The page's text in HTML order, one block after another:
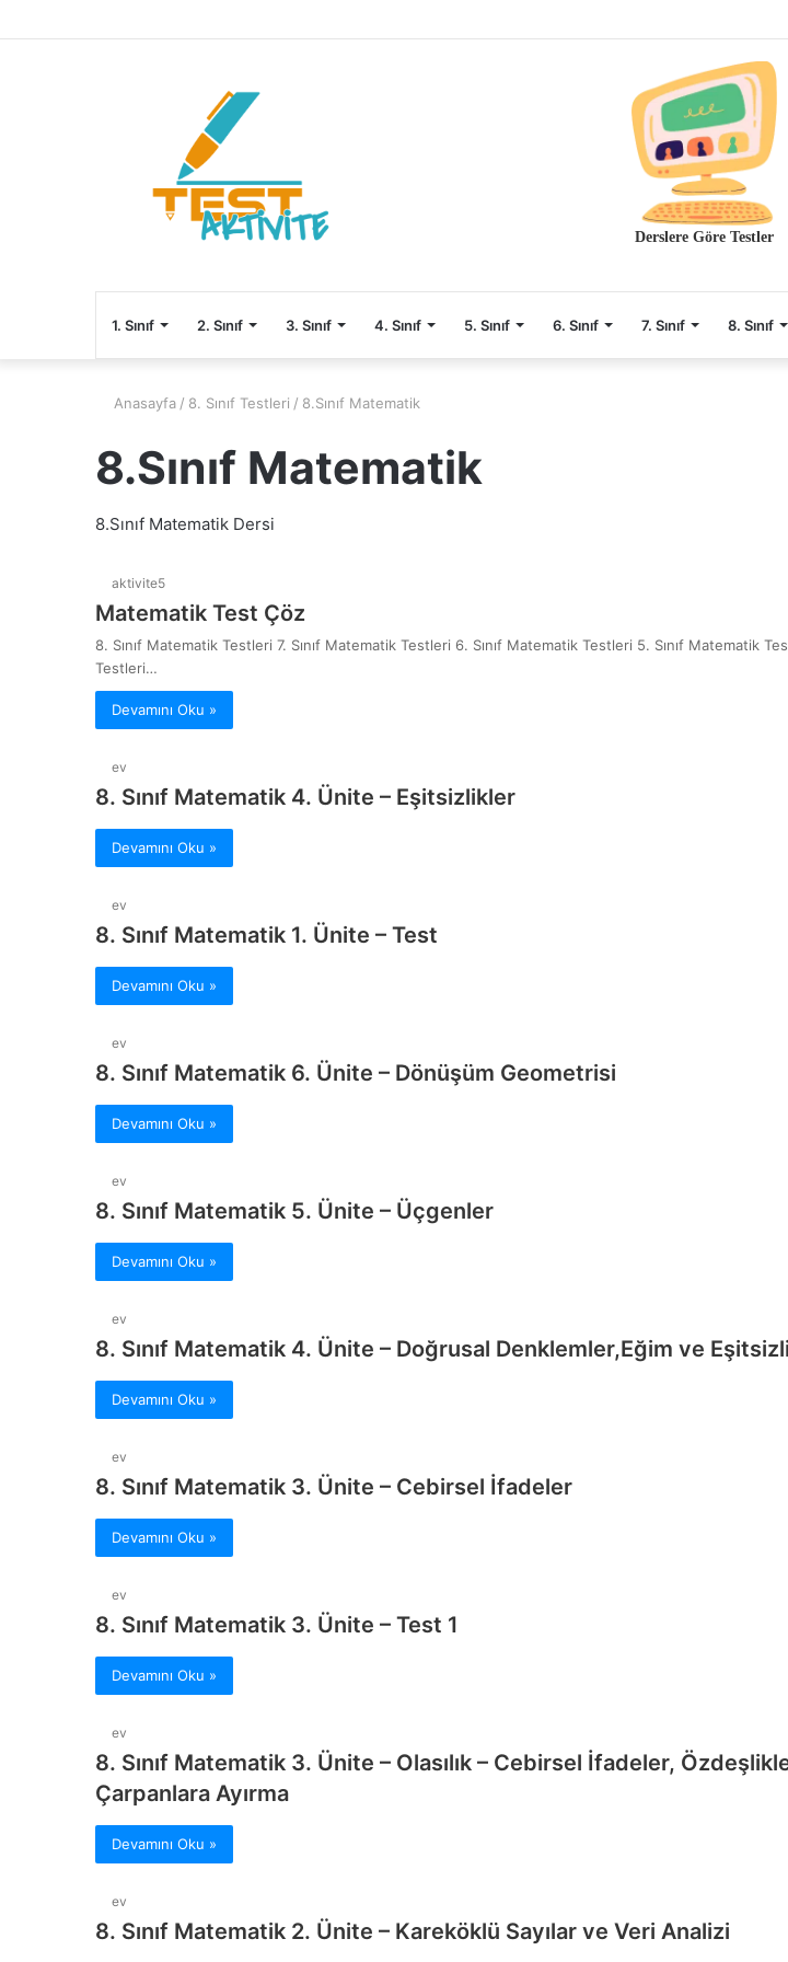
Derslere Göre Testler
1. Sınıf 2. Sınıf 3. Sınıf 4. Sınıf 5. Sınıf 6. Sınıf 7. Sınıf 8. Sınıf
Anasayfa / 8. Sınıf Testleri / 8.Sınıf Matematik
8.Sınıf Matematik
8.Sınıf Matematik Dersi
aktivite5
Matematik Test Çöz
8. Sınıf Matematik Testleri 7. Sınıf Matematik Testleri 6. Sınıf Matematik Testleri 5. Sınıf Matematik
Testleri…
Devamını Oku »
ev
8. Sınıf Matematik 4. Ünite – Eşitsizlikler
Devamını Oku »
ev
8. Sınıf Matematik 1. Ünite – Test
Devamını Oku »
ev
8. Sınıf Matematik 6. Ünite – Dönüşüm Geometrisi
Devamını Oku »
ev
8. Sınıf Matematik 5. Ünite – Üçgenler
Devamını Oku »
ev
8. Sınıf Matematik 4. Ünite – Doğrusal Denklemler,Eğim ve
Devamını Oku »
ev
8. Sınıf Matematik 3. Ünite – Cebirsel İfadeler
Devamını Oku »
ev
8. Sınıf Matematik 3. Ünite – Test 1
Devamını Oku »
ev
8. Sınıf Matematik 3. Ünite – Olasılık – Cebirsel İfadeler,
Çarpanlara Ayırma
Devamını Oku »
ev
8. Sınıf Matematik 2. Ünite – Kareköklü Sayılar ve Veri Analizi